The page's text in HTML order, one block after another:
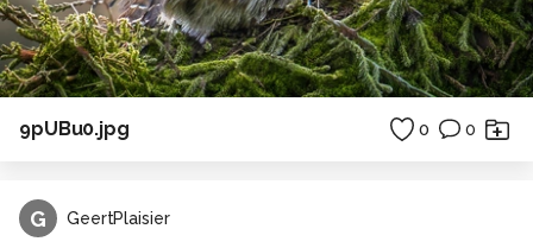
9pUBu0.jpg 0 0
G GeertPlaisier